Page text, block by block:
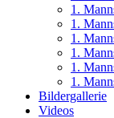
1.
1.
1.
1.
1.
1.
Bildergallerie
Videos